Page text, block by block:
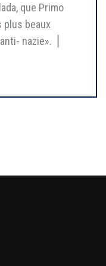
que Primo
plus beaux
nazie». ⎥